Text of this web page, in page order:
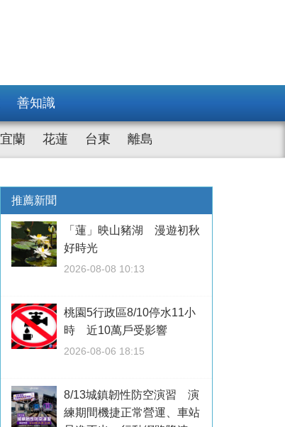
善知識
宜蘭 花蓮 台東 離島
推薦新聞
「蓮」映山豬湖 漫遊初秋
好時光
2026-08-08 10:13
桃園5行政區8/10停水11小
時 近10萬戶受影響
2026-08-06 18:15
8/13城鎮韌性防空演習 演
練期間機捷正常營運、車站